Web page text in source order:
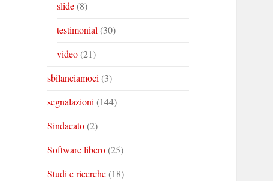
slide(8)
testimonial (30)
video(21)
sbilanciamoci (3)
segnalazioni (144)
Sindacato(2)
Software libero(25)
Studi e ricerche(18)